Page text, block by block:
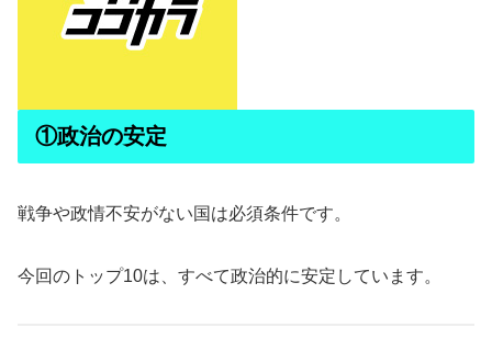
①政治の安定
戦争や政情不安がない国は必須条件です。
今回のトップ10は、すべて政治的に安定しています。